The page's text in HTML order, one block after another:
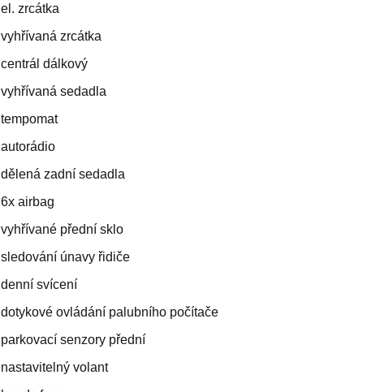
el. zrcátka
vyhřívaná zrcátka
centrál dálkový
vyhřívaná sedadla
tempomat
autorádio
dělená zadní sedadla
6x airbag
vyhřívané přední sklo
sledování únavy řidiče
denní svícení
dotykové ovládání palubního počítače
parkovací senzory přední
nastavitelný volant